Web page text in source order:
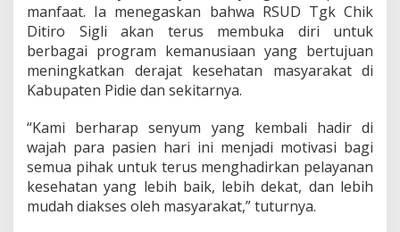
manfaat. Ia menegaskan bahwa RSUD Tgk Chik
Ditiro Sigli akan terus membuka diri untuk
berbagai program kemanusiaan yang bertujuan
meningkatkan derajat kesehatan masyarakat di
Kabupaten Pidie dan sekitarnya.
“Kami berharap senyum yang kembali hadir di
wajah para pasien hari ini menjadi motivasi bagi
semua pihak untuk terus menghadirkan pelayanan
kesehatan yang lebih baik, lebih dekat, dan lebih
mudah diakses oleh masyarakat,” tuturnya.